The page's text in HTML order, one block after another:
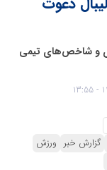
فردی و شاخص‌های تیمی
گزارش خبر ورزش